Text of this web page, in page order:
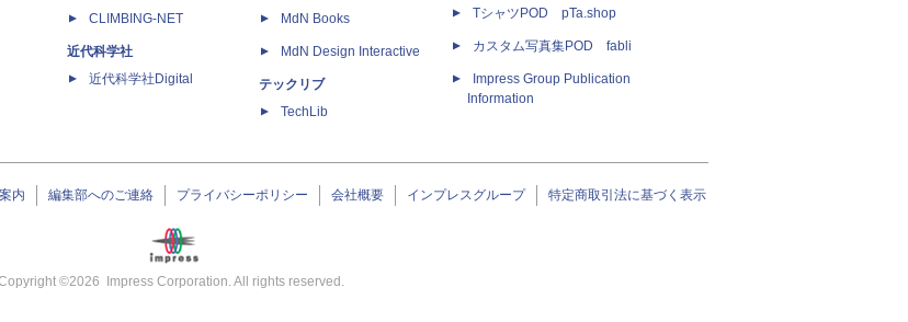
CLIMBING-NET
近代科学社
近代科学社Digital
MdN Books
MdN Design Interactive
テックリブ
TechLib
TシャツPOD pTa.shop
カスタム写真集POD fabli
Impress Group Publication
Information
内 編集部へのご連絡 プライバシーポリシー 会社概要 インプレスグループ 特定商取引法に基づく表示
©2026 Impress Corporation. All rights reserved.